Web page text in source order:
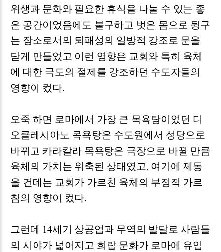
위생과 문화와 필요한 휴식을 나눌 수 있는 좋
은 공간이었음에도 불구하고 벗은 몸으로 뒹구
는 장소로서의 퇴패성의 일방적 강조로 문을
닫게 만들었고 이런 영향은 교회와 특히 육체
에 대한 극도의 절제를 강조하던 수도자들의
영향이 컸다.
오죽 하면 로마에서 가장 큰 목욕탕이었던 디
오클레시아노 목욕탕은 수도원에서 성당으로
바뀌고 카라칼라 목욕탕은 극장으로 바뀔 만큼
육체의 가치는 위축된 상태였고, 여기에 제동
을 건데는 교회가 가르친 육체의 부정적 가르
침의 영향이 컸다.
그런데 14세기 상공업과 무역의 발달로 사람들
의 시야가 넓어지고 희랍 문화가 로마에 유입